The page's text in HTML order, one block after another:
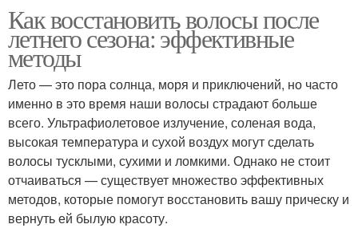
Как восстановить волосы после
летнего сезона: эффективные
методы
Лето — это пора солнца, моря и приключений, но часто
именно в это время наши волосы страдают больше
всего. Ультрафиолетовое излучение, соленая вода,
высокая температура и сухой воздух могут сделать
волосы тусклыми, сухими и ломкими. Однако не стоит
отчаиваться — существует множество эффективных
методов, которые помогут восстановить вашу прическу и
вернуть ей былую красоту.